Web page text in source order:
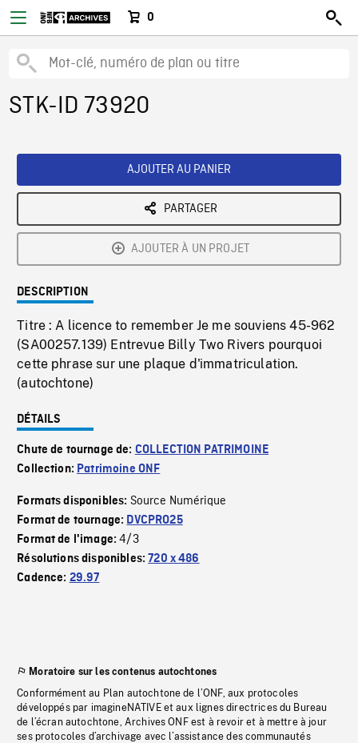
0
STK-ID 73920
AJOUTER AU PANIER
PARTAGER
AJOUTER À UN PROJET
DESCRIPTION
Titre : A licence to remember Je me souviens 45-962
(SA00257.139) Entrevue Billy Two Rivers pourquoi
cette phrase sur une plaque d'immatriculation.
(autochtone)
DÉTAILS
Chute de tournage de: COLLECTION PATRIMOINE
Collection: Patrimoine ONF
Formats disponibles: Source Numérique
Format de tournage: DVCPRO25
Format de l'image:4/3
Résolutions disponibles:720 x 486
Cadence: 29.97
Moratoire sur les contenus autochtones
Conformément au Plan autochtone de l’ONF, aux protocoles
développés par imagineNATIVE et aux lignes directrices du Bureau
de l’écran autochtone, Archives ONF est à revoir et à mettre à jour
ses protocoles d’archivage avec l’assistance des communautés